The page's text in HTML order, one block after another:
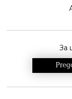
За